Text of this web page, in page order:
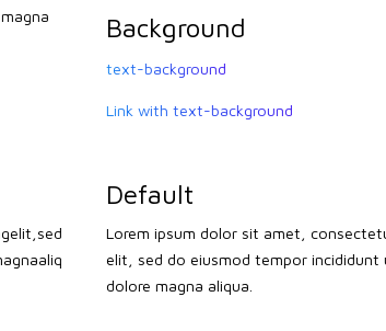
Background
text-background
Link with text-background
Default
Lorem ipsum dolor sit amet,
elit, sed do eiusmod tempor incididunt
dolore magna aliqua.